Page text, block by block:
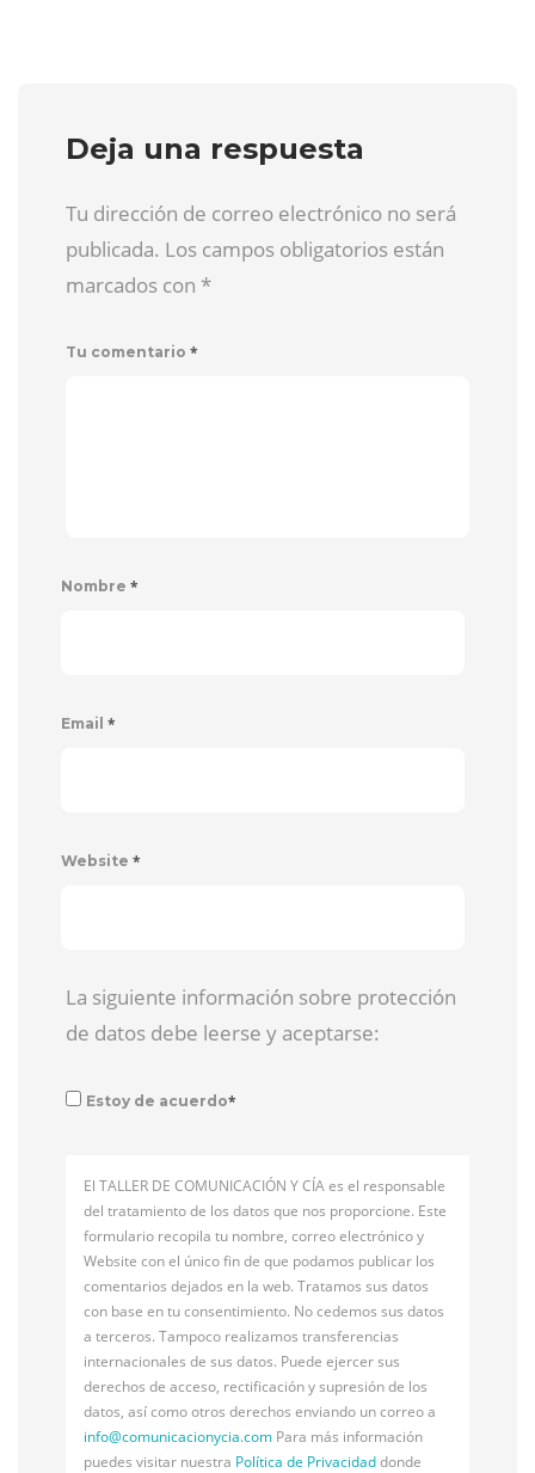
Deja una respuesta
Tu dirección de correo electrónico no será
publicada. Los campos obligatorios están
marcados con *
Tu comentario *
Nombre *
Email *
Website *
La siguiente información sobre protección
de datos debe leerse y aceptarse:
Estoy de acuerdo*
El TALLER DE COMUNICACIÓN Y CÍA es el responsable
del tratamiento de los datos que nos proporcione. Este
formulario recopila tu nombre, correo electrónico y
Website con el único fin de que podamos publicar los
comentarios dejados en la web. Tratamos sus datos
con base en tu consentimiento. No cedemos sus datos
a terceros. Tampoco realizamos transferencias
internacionales de sus datos. Puede ejercer sus
derechos de acceso, rectificación y supresión de los
datos, así como otros derechos enviando un correo a
info@comunicacionycia.com Para más información
puedes visitar nuestra Política de Privacidaddonde